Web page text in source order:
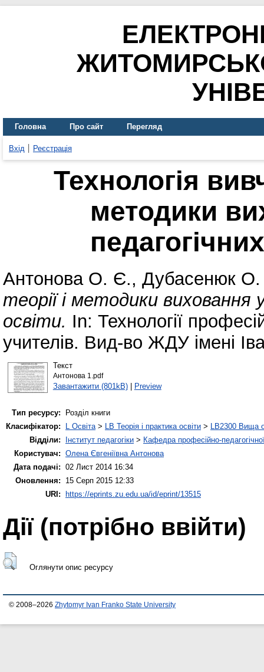
Головна Про сайт Перегляд
Вхід Реєстрація
Технологія
методики
Антонова О. Є., Дубасенюк
теорії і методики виховання
освіти. In: Технології
учителів. Вид-во ЖДУ імені
Текст
Антонова 1.pdf
Завантажити (801kB)| Preview
Тип ресурсу:
Розділ книги
Класифікатор:
L Освіта> LB Теорія і практика освіти > LB2300 Вища
Відділи:
Інститут педагогіки > Кафедра професійно-
Користувач: Олена Євгеніївна Антонова
Дата подачі: 02 Лист 2014 16:34
Оновлення:
15 Серп 2015 12:33
URI:
https://eprints.zu.edu.ua/id/eprint/13515
Дії ​​(потрібно ввійти)
Оглянути опис ресурсу
© 2008–2026 Zhytomyr Ivan Franko State University